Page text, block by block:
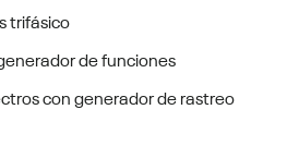
trifásico
de funciones
con generador de rastreo